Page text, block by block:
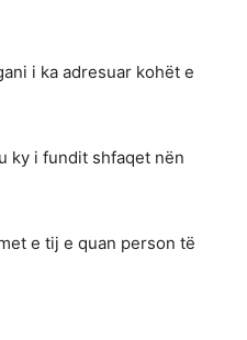
i ka adresuar kohët e
ky i fundit shfaqet nën
e tij e quan person të